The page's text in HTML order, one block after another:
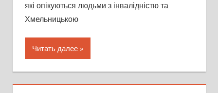
які опікуються людьми з інвалідністю та
Хмельницькою
Читать далее